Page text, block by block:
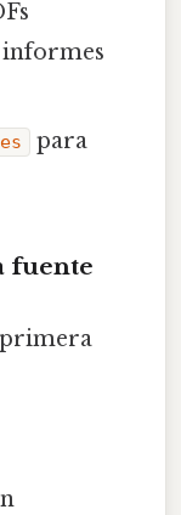
informes
para
fuente
primera